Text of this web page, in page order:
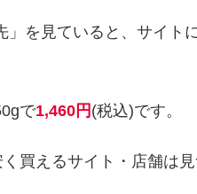
を見ていると、サイト
で1,460円 (税込)です。
買えるサイト・店舗は